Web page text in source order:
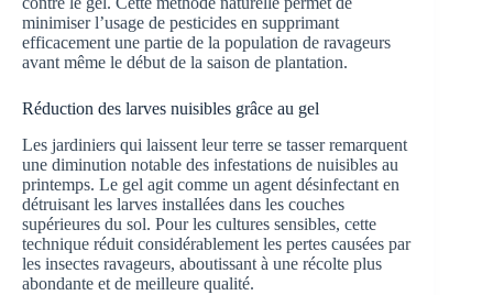
minimiser l’usage de pesticides en supprimant
efficacement une partie de la population de ravageurs
avant même le début de la saison de plantation.
Réduction des larves nuisibles grâce au gel
Les jardiniers qui laissent leur terre se tasser remarquent
une diminution notable des infestations de nuisibles au
printemps. Le gel agit comme un agent désinfectant en
détruisant les larves installées dans les couches
supérieures du sol. Pour les cultures sensibles, cette
technique réduit considérablement les pertes causées par
les insectes ravageurs, aboutissant à une récolte plus
abondante et de meilleure qualité.